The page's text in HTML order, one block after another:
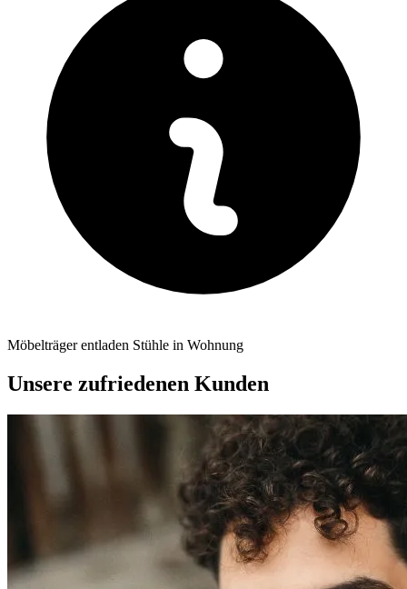
Möbelträger entladen Stühle in Wohnung
Unsere zufriedenen Kunden